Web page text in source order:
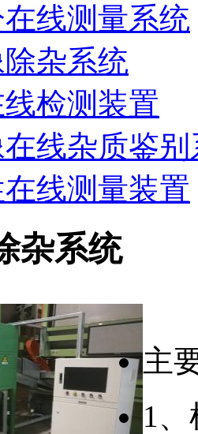
线测量系统
杂系统
检测装置
线杂质鉴别
线测量装置
杂系统
主
1